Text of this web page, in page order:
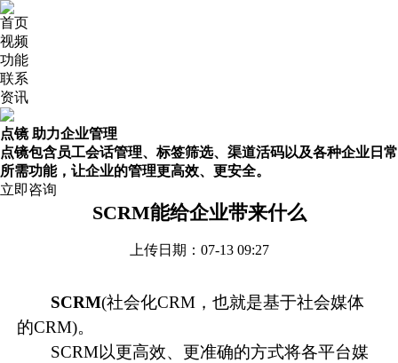
首页
视频
功能
联系
资讯
点镜 助力企业管理
点镜包含员工会话管理、标签筛选、渠道活码以及各种企业日常
所需功能，让企业的管理更高效、更安全。
立即咨询
SCRM能给企业带来什么
上传日期：07-13 09:27
SCRM(社会化CRM，也就是基于社会媒体
的CRM)。
SCRM以更高效、更准确的方式将各平台媒